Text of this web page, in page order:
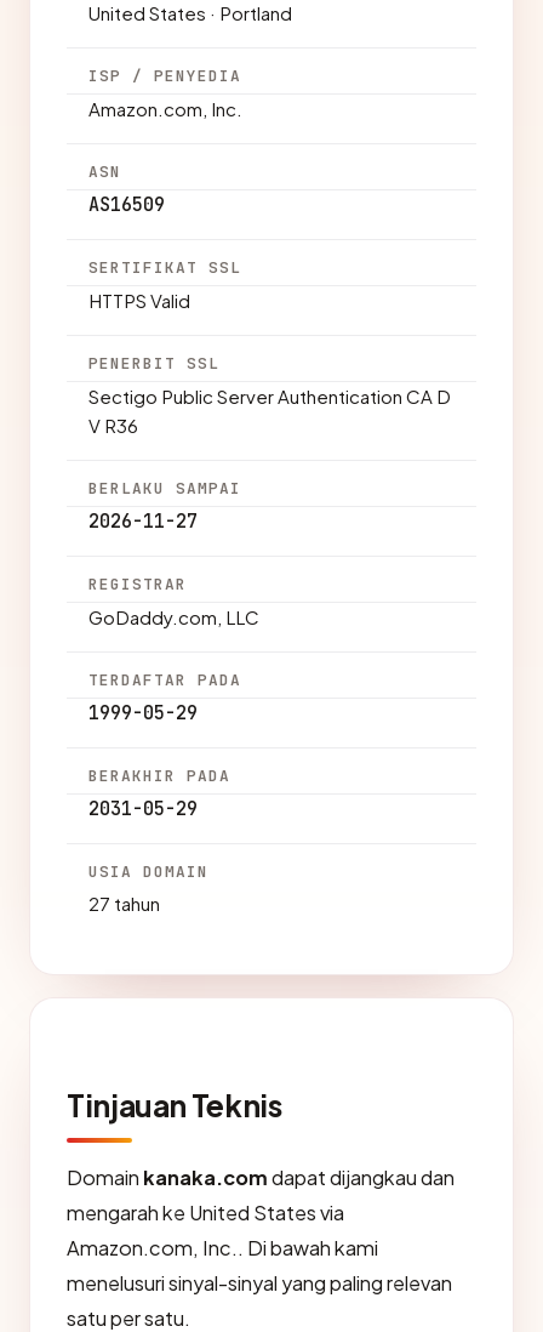
United States · Portland
ISP / PENYEDIA
Amazon.com, Inc.
ASN
AS16509
SERTIFIKAT SSL
HTTPS Valid
PENERBIT SSL
Sectigo Public Server Authentication CA D
V R36
BERLAKU SAMPAI
2026-11-27
REGISTRAR
GoDaddy.com, LLC
TERDAFTAR PADA
1999-05-29
BERAKHIR PADA
2031-05-29
USIA DOMAIN
27 tahun
Tinjauan Teknis
Domain kanaka.comdapat dijangkau dan
mengarah ke United States via
Amazon.com, Inc.. Di bawah kami
menelusuri sinyal-sinyal yang paling relevan
satu per satu.